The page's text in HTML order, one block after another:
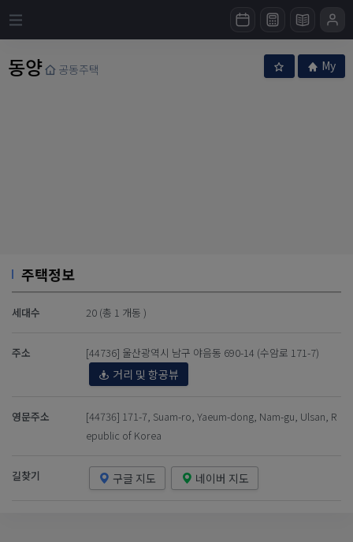
동양 공동주택 My
주택정보
세대수 20 (총 1 개동 )
주소 [44736] 울산광역시 남구 야음동 690-14 (수암로 171-7)
거리 및 항공뷰
영문주소
[44736] 171-7, Suam-ro, Yaeum-dong, Nam-gu, Ulsan, R
epublic of Korea
길찾기 구글 지도 네이버 지도